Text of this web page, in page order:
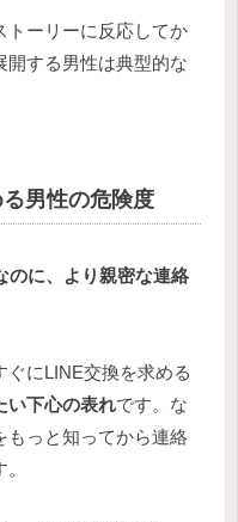
トーリーに反応してか
開する男性は典型的な
男性の危険度
のに、より親密な連絡
ぐにLINE交換を求める
い下心の表れです。な
もっと知ってから連絡